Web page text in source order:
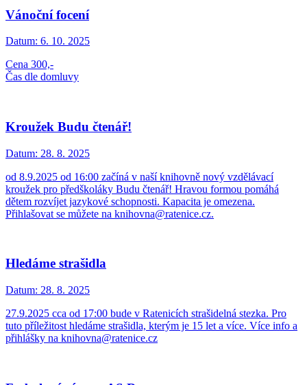
Vánoční focení
Datum: 6. 10. 2025
Cena 300,-
Čas dle domluvy
Kroužek Budu čtenář!
Datum: 28. 8. 2025
od 8.9.2025 od 16:00 začíná v naší knihovně nový vzdělávací
kroužek pro předškoláky Budu čtenář! Hravou formou pomáhá
dětem rozvíjet jazykové schopnosti. Kapacita je omezena.
Přihlašovat se můžete na knihovna@ratenice.cz.
Hledáme strašidla
Datum: 28. 8. 2025
27.9.2025 cca od 17:00 bude v Ratenicích strašidelná stezka. Pro
tuto příležitost hledáme strašidla, kterým je 15 let a více. Více info a
přihlášky na knihovna@ratenice.cz